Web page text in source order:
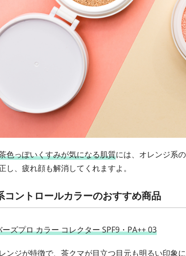
色っぽいくすみが気になる肌質には、オレンジ系
し、疲れ顔も解消してくれますよ。
コントロールカラーのおすすめ商品
ズプロ カラー コレクター SPF9・PA++ 03
ンジが特徴で、茶クマが目立つ目元も明るい印象に